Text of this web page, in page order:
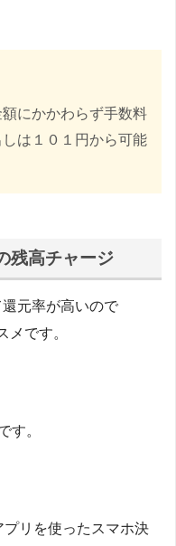
にかかわらず手数料
は１０１円から可能
残高チャージ
元率が高いので
メです。
す。
リを使ったスマホ決